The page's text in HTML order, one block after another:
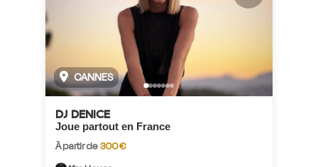
CANNES
DJ DENICE
Joue partout en France
À partir de 300 €